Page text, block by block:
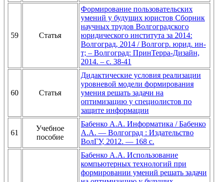
59 Статья
Формирование пользовательских
умений у будущих юристов Сборник
научных трудов Волгоградского
юридического института за 2014:
Волгоград, 2014 / Волгогр. юрид. ин-
т; – Волгоград: ПринТерра-Дизайн,
2014. – с. 38-41
60 Статья
Дидактические условия реализации
уровневой модели формирования
умения решать задачи на
оптимизацию у специолистов по
защите информации
61
Учебное
пособие
Бабенко А.А. Информатика / Бабенко
А.А. — Волгоград : Издательство
ВолГУ, 2012. — 168 с.
Бабенко А.А. Использование
компьютерных технологий при
формировании умений решать задачи